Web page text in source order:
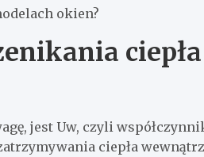
okien?
ciepła
jest Uw, czyli
ciepła